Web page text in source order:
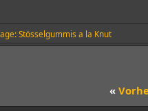
Stösselgummis a la Knut
«